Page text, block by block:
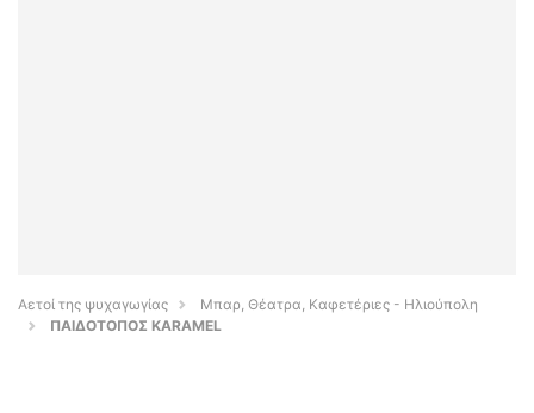
Αετοί της ψυχαγωγίας
Μπαρ, Θέατρα, Καφετέριες - Ηλιούπολη
ΠΑΙΔΟΤΟΠΟΣ KARAMEL